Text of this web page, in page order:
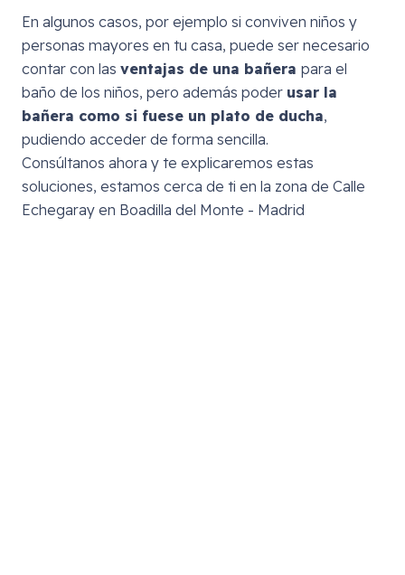
En algunos casos, por ejemplo si conviven niños y
personas mayores en tu casa, puede ser necesario
contar con las ventajas de una bañera para el
baño de los niños, pero además poder usar la
bañera como si fuese un plato de ducha,
pudiendo acceder de forma sencilla.
Consúltanos ahora y te explicaremos estas
soluciones, estamos cerca de ti en la zona de Calle
Echegaray en Boadilla del Monte - Madrid